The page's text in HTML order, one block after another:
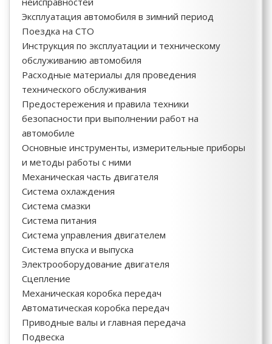
Эксплуатация автомобиля в зимний период
Поездка на СТО
Инструкция по эксплуатации и техническому
обслуживанию автомобиля
Расходные материалы для проведения
технического обслуживания
Предостережения и правила техники
безопасности при выполнении работ на
автомобиле
Основные инструменты, измерительные приборы
и методы работы с ними
Механическая часть двигателя
Система охлаждения
Система смазки
Система питания
Система управления двигателем
Система впуска и выпуска
Электрооборудование двигателя
Сцепление
Механическая коробка передач
Автоматическая коробка передач
Приводные валы и главная передача
Подвеска